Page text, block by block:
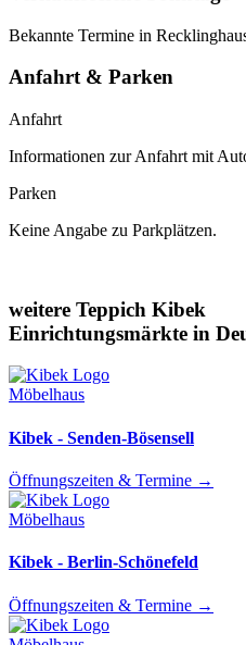
Bekannte Termine in
Anfahrt & Parken
Anfahrt
Informationen zur Anfahrt mit
Parken
Keine Angabe zu Parkplätzen.
weitere Teppich Kibek
Einrichtungsmärkte in
Möbelhaus
Kibek - Senden-Bösensell
Öffnungszeiten & Termine →
Möbelhaus
Kibek - Berlin-Schönefeld
Öffnungszeiten & Termine →